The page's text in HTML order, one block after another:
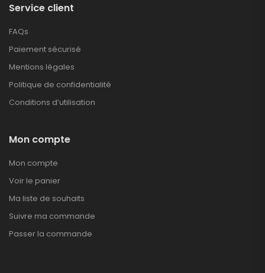
Service client
FAQs
Paiement sécurisé
Mentions légales
Politique de confidentialité
Conditions d’utilisation
Mon compte
Mon compte
Voir le panier
Ma liste de souhaits
Suivre ma commande
Passer la commande